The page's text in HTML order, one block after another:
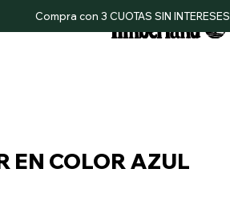
Compra con 3 CUOTAS SIN INTERESES
EN COLOR AZUL